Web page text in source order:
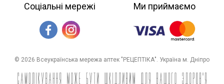
Соціальні мережі Ми приймаємо
© 2026 Всеукраїнська мережа аптек "РЕЦЕПТІКА". Україна м. Дніпро